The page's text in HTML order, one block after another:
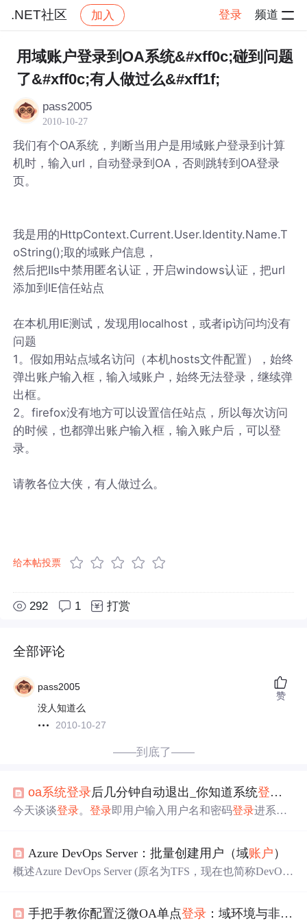
.NET社区 加入 登录 频道
社区 .NET社区 帖子详情
用域账户登录到OA系统&#xff0c;碰到问题
了&#xff0c;有人做过么&#xff1f;
pass2005
2010-10-27
我们有个OA系统，判断当用户是用域账户登录到计算
机时，输入url，自动登录到OA，否则跳转到OA登录
页。
我是用的HttpContext.Current.User.Identity.Name.T
oString();取的域账户信息，
然后把IIs中禁用匿名认证，开启windows认证，把url
添加到IE信任站点
在本机用IE测试，发现用localhost，或者ip访问均没有
问题
1。假如用站点域名访问（本机hosts文件配置），始终
弹出账户输入框，输入域账户，始终无法登录，继续弹
出框。
2。firefox没有地方可以设置信任站点，所以每次访问
的时候，也都弹出账户输入框，输入账户后，可以登
录。
请教各位大侠，有人做过么。
给本帖投票
292 1 打赏
全部评论
pass2005
没人知道么
2010-10-27
赞
——到底了——
oa系统登录后几分钟自动退出_你知道系统登录
今天谈谈登录。登录即用户输入用户名和密码登录进系统
系统的用户名和密码。2、但用户需要登录很多个系统，每
个系统都有每个系统的用户名和密码，他们很难记住，即
需要输入一次用户名和密码，上财务报销系统，需...
Azure DevOps Server：批量创建用户（域账户 ）
概述Azure DevOps Server (原名为TFS，现在也简称DevOps
品的特征，可以使用Active Directory 活动目录(域服务器)作
手把手教你配置泛微OA单点登录 ：域环境与非域环境双入口方案